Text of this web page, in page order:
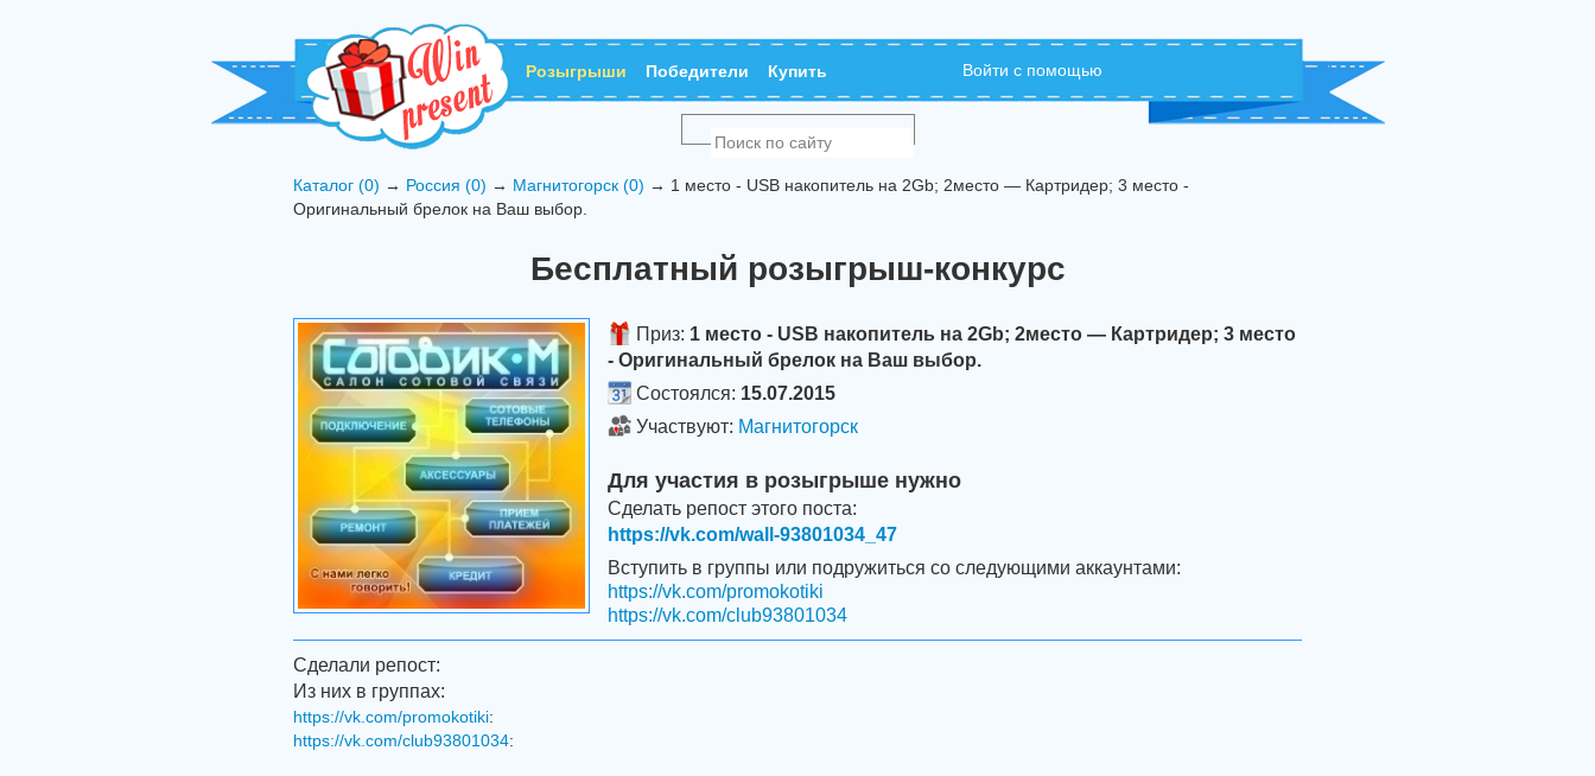
Розыгрыши Победители Купить Войти с помощью
Каталог (0) → Россия (0) → Магнитогорск (0) → 1 место - USB накопитель на 2Gb; 2место — Картридер; 3 место -
Оригинальный брелок на Ваш выбор.
Бесплатный розыгрыш-конкурс
Приз: 1 место - USB накопитель на 2Gb; 2место — Картридер; 3 место
- Оригинальный брелок на Ваш выбор.
Состоялся: 15.07.2015
Участвуют: Магнитогорск
Для участия в розыгрыше нужно
Сделать репост этого поста:
https://vk.com/wall-93801034_47
Вступить в группы или подружиться со следующими аккаунтами:
https://vk.com/promokotiki
https://vk.com/club93801034
Сделали репост:
Из них в группах:
https://vk.com/promokotiki:
https://vk.com/club93801034: